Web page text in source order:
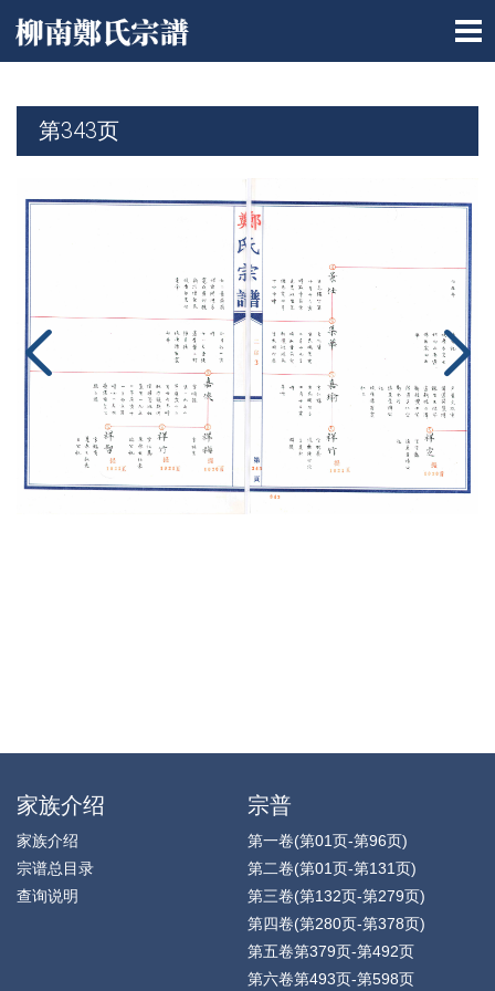
第343页
家族介绍
家族介绍
宗谱总目录
查询说明
宗普
第一卷(第01页-第96页)
第二卷(第01页-第131页)
第三卷(第132页-第279页)
第四卷(第280页-第378页)
第五卷第379页-第492页
第六卷第493页-第598页